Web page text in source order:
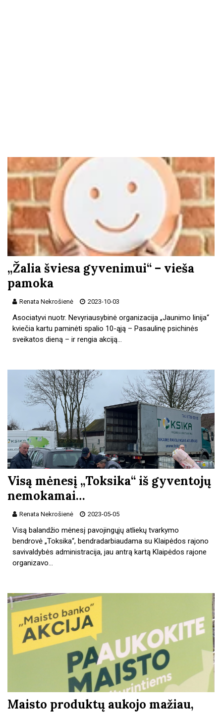
„Žalia šviesa gyvenimui“ – vieša
pamoka
Renata Nekrošienė 2023-10-03
Asociatyvi nuotr. Nevyriausybinė organizacija „Jaunimo linija“
kviečia kartu paminėti spalio 10-ąją – Pasaulinę psichinės
sveikatos dieną – ir rengia akciją…
Visą mėnesį „Toksika“ iš gyventojų
nemokamai…
Renata Nekrošienė 2023-05-05
Visą balandžio mėnesį pavojingųjų atliekų tvarkymo
bendrovė „Toksika“, bendradarbiaudama su Klaipėdos rajono
savivaldybės administracija, jau antrą kartą Klaipėdos rajone
organizavo…
Maisto produktų aukojo mažiau,